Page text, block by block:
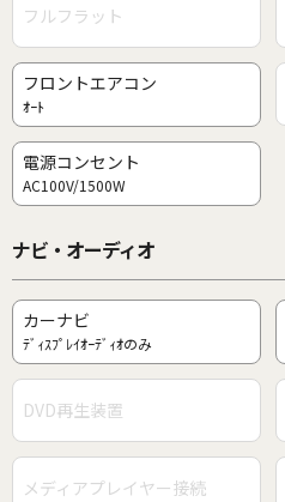
フルフラット
フロントエアコン
ｵｰﾄ
電源コンセント
AC100V/1500W
ナビ・オーディオ
カーナビ
ﾃﾞｨｽﾌﾟﾚｲｵｰﾃﾞｨｵのみ
DVD再生装置
メディアプレイヤー接続